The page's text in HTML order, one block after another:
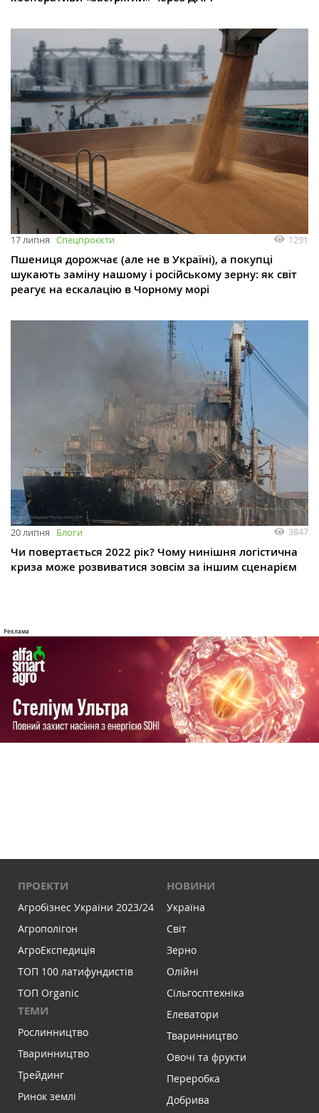
17 липня Спецпроєкти 1291
Пшениця дорожчає (але не в Україні), а покупці
шукають заміну нашому і російському зерну: як світ
реагує на ескалацію в Чорному морі
20 липня Блоги 3847
Чи повертається 2022 рік? Чому нинішня логістична
криза може розвиватися зовсім за іншим сценарієм
ПРОЕКТИ
Агробізнес України 2023/24
Агрополігон
АгроЕкспедиція
ТОП 100 латифундистів
ТОП Organic
ТЕМИ
Рослинництво
Тваринництво
Трейдинг
Ринок землі
НОВИНИ
Україна
Світ
Зерно
Олійні
Сільгосптехніка
Елеватори
Тваринництво
Овочі та фрукти
Переробка
Добрива